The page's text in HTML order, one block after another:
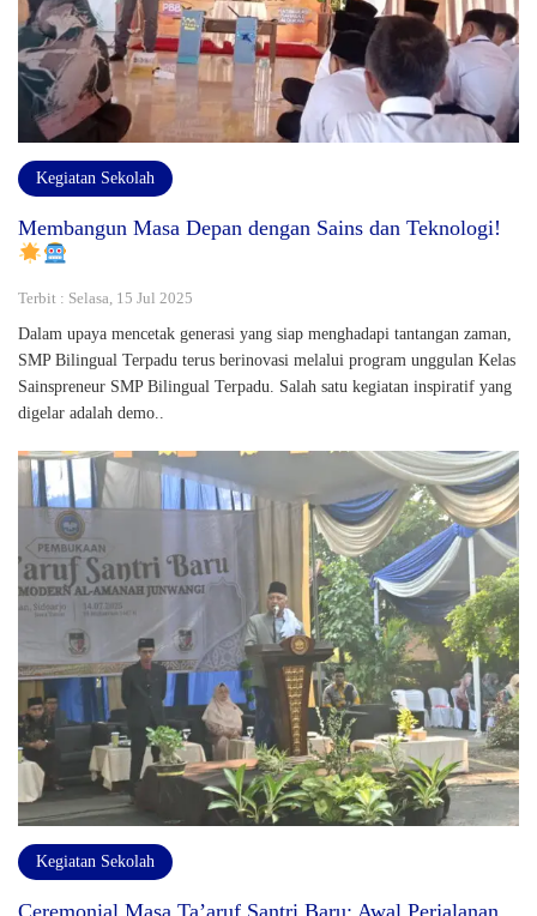
Kegiatan Sekolah
Membangun Masa Depan dengan Sains dan Teknologi!
Terbit : Selasa, 15 Jul 2025
Dalam upaya mencetak generasi yang siap menghadapi tantangan zaman,
SMP Bilingual Terpadu terus berinovasi melalui program unggulan Kelas
Sainspreneur SMP Bilingual Terpadu. Salah satu kegiatan inspiratif yang
digelar adalah demo..
Kegiatan Sekolah
Ceremonial Masa Ta’aruf Santri Baru: Awal Perjalanan